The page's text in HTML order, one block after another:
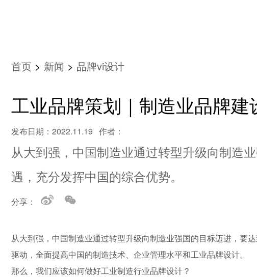
首页 > 新闻 > 品牌vi设计
工业品牌策划｜制造业品牌建
发布日期：2022.11.19 作者：
从大到强，中国制造业通过转型升级向制造
遇，充分发挥中国的综合优势。
分享：
从大到强，中国制造业通过转型升级向制造业强国的目标迈进，要
驱动，全面提高中国的制造技术、企业管理水平和工业品牌设计。
那么，我们应该如何做好工业制造行业品牌设计？